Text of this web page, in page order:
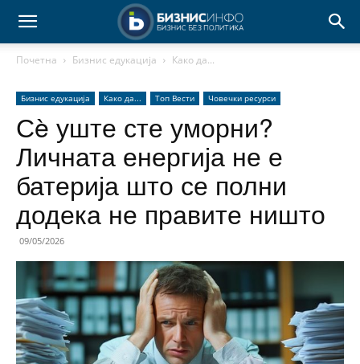
Почетна Бизнис едукација Како да...
Бизнис едукација Како да... Топ Вести Човечки ресурси
Сè уште сте уморни?
Личната енергија не е
батерија што се полни
додека не правите ништо
09/05/2026